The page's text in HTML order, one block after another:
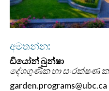
අමතන්න:
ඩියෝන් බුන්ෂා
දේශගුණික හා සංරක්ෂණ
garden.programs@ubc.ca